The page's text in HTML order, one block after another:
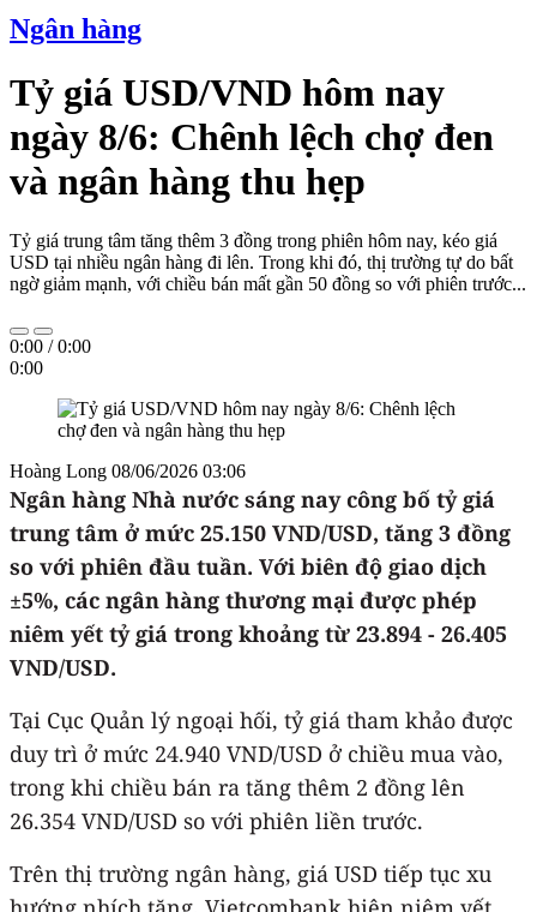
Ngân hàng
Tỷ giá USD/VND hôm nay
ngày 8/6: Chênh lệch chợ đen
và ngân hàng thu hẹp
Tỷ giá trung tâm tăng thêm 3 đồng trong phiên hôm nay, kéo giá
USD tại nhiều ngân hàng đi lên. Trong khi đó, thị trường tự do bất
ngờ giảm mạnh, với chiều bán mất gần 50 đồng so với phiên trước...
0:00 /0:00
0:00
Hoàng Long 08/06/2026 03:06
Ngân hàng Nhà nước sáng nay công bố tỷ giá
trung tâm ở mức 25.150 VND/USD, tăng 3 đồng
so với phiên đầu tuần. Với biên độ giao dịch
±5%, các ngân hàng thương mại được phép
niêm yết tỷ giá trong khoảng từ 23.894 - 26.405
VND/USD.
Tại Cục Quản lý ngoại hối, tỷ giá tham khảo được
duy trì ở mức 24.940 VND/USD ở chiều mua vào,
trong khi chiều bán ra tăng thêm 2 đồng lên
26.354 VND/USD so với phiên liền trước.
Trên thị trường ngân hàng, giá USD tiếp tục xu